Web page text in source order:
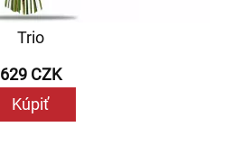
Trio
629 CZK
Kúpiť